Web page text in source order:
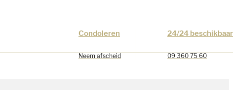
Condoleren
Neem afscheid
24/24 beschikbaar
09 360 75 60